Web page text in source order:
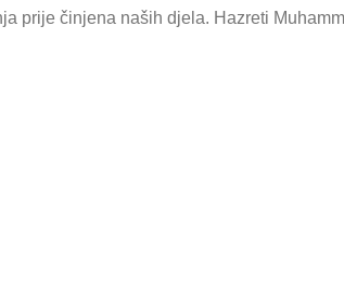
prije činjena naših djela. Hazreti